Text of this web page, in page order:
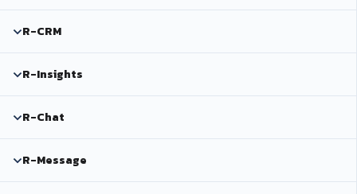
R-CRM
R-Insights
R-Chat
R-Message